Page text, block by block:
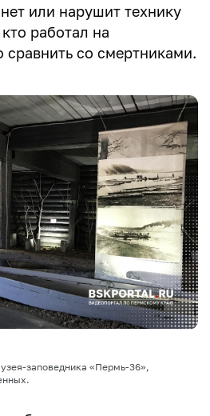
или нарушит технику
работал на
со смертниками.
заповедника «Пермь-36»,